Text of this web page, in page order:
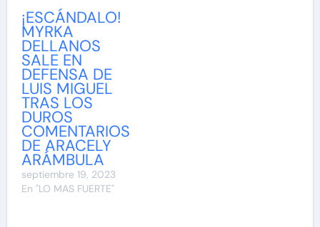
¡ESCÁNDALO!
MYRKA
DELLANOS
SALE EN
DEFENSA DE
LUIS MIGUEL
TRAS LOS
DUROS
COMENTARIOS
DE ARACELY
ARÁMBULA
septiembre 19, 2023
En "LO MAS FUERTE"